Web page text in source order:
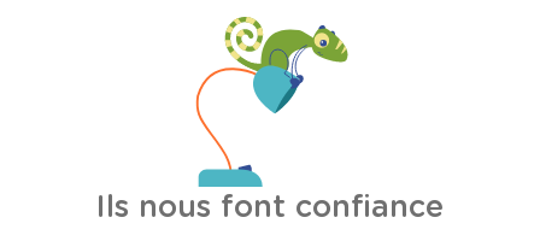
Ils nous font confiance